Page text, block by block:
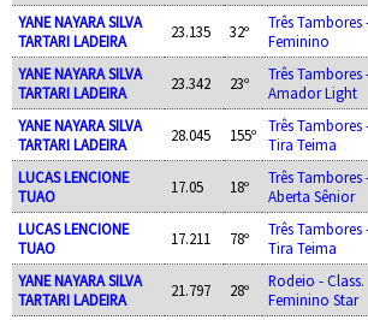
YANE NAYARA SILVA
TARTARI LADEIRA
23.135 32º
Três Tambores
Feminino
YANE NAYARA SILVA
TARTARI LADEIRA
23.342 23º
Três Tambores
Amador Light
YANE NAYARA SILVA
TARTARI LADEIRA
28.045 155º
Três Tambores
Tira Teima
LUCAS LENCIONE
TUAO
17.05 18º
Três Tambores
Aberta Sênior
LUCAS LENCIONE
TUAO
17.211 78º
Três Tambores
Tira Teima
YANE NAYARA SILVA
TARTARI LADEIRA
21.797 28º
Rodeio - Class.
Feminino Star